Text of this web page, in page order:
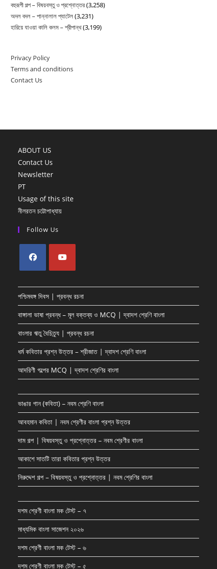
বহুরূপী গল্প – বিষয়বস্তু ও প্রশ্নোত্তর(3,258)
অদল বদল – পান্নালাল প্যাটেল(3,231)
হারিয়ে যাওয়া কালি কলম – শ্রীপান্থ(3,199)
Privacy Policy
Terms and conditions
Contact Us
ABOUT US
Contact Us
Newsletter
PT
Usage of this site
নীলরতন চট্টোপাধ্যায়
Follow Us
in
a
new
tab
in
a
new
tab
পশ্চিমবঙ্গ দিবস | প্রবন্ধ রচনা
বাঙ্গালা ভাষা প্রবন্ধ – মূল বক্তব্য ও MCQ | দ্বাদশ শ্রেণি বাংলা
বাংলার ঋতু বৈচিত্র্য | প্রবন্ধ রচনা
ধর্ম কবিতার প্রশ্ন উত্তর – শ্রীজাত | দ্বাদশ শ্রেণি বাংলা
আদরিণী গল্পের MCQ | দ্বাদশ শ্রেণির বাংলা
ভাঙার গান (কবিতা) – নবম শ্রেণি বাংলা
আবহমান কবিতা | নবম শ্রেণীর বাংলা প্রশ্ন উত্তর
দাম গল্প | বিষয়বস্তু ও প্রশ্নোত্তর – নবম শ্রেণীর বাংলা
আকাশে সাতটি তারা কবিতার প্রশ্ন উত্তর
নিরুদ্দেশ গল্প – বিষয়বস্তু ও প্রশ্নোত্তর | নবম শ্রেণির বাংলা
দশম শ্রেণী বাংলা মক টেস্ট – ৭
মাধ্যমিক বাংলা সাজেশন ২০২৬
দশম শ্রেণী বাংলা মক টেস্ট – ৬
দশম শ্রেণী বাংলা মক টেস্ট – ৫